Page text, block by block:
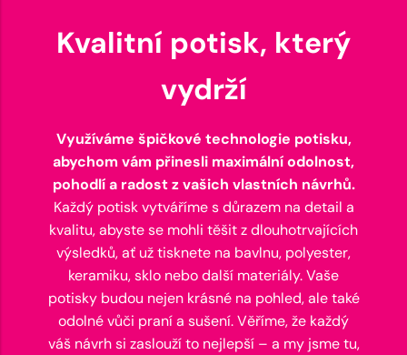
Kvalitní potisk, který
vydrží
Využíváme špičkové technologie potisku,
abychom vám přinesli maximální odolnost,
pohodlí a radost z vašich vlastních návrhů.
Každý potisk vytváříme s důrazem na detail a
kvalitu, abyste se mohli těšit z dlouhotrvajících
výsledků, ať už tisknete na bavlnu, polyester,
keramiku, sklo nebo další materiály. Vaše
potisky budou nejen krásné na pohled, ale také
odolné vůči praní a sušení. Věříme, že každý
váš návrh si zaslouží to nejlepší – a my jsme tu,